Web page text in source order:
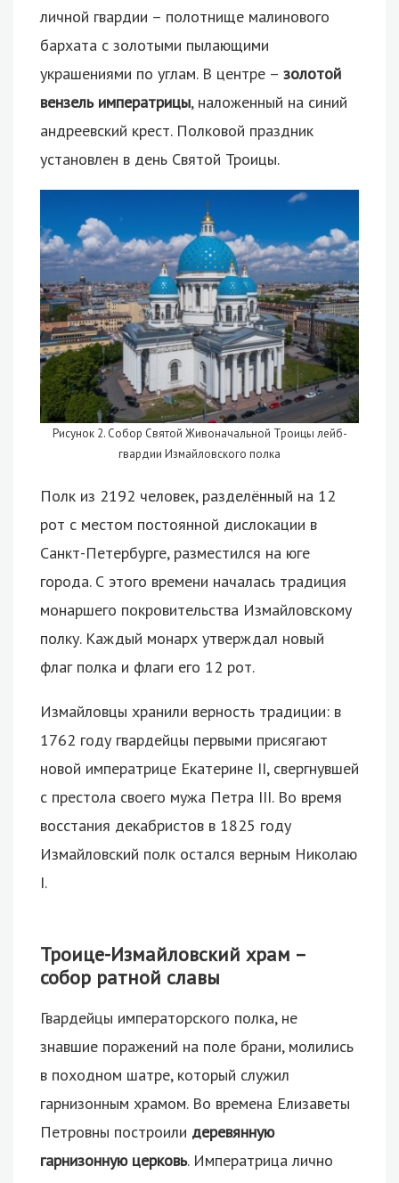
личной гвардии – полотнище малинового
бархата с золотыми пылающими
украшениями по углам. В центре – золотой
вензель императрицы, наложенный на синий
андреевский крест. Полковой праздник
установлен в день Святой Троицы.
Рисунок 2. Собор Святой Живоначальной Троицы лейб-
гвардии Измайловского полка
Полк из 2192 человек, разделённый на 12
рот с местом постоянной дислокации в
Санкт-Петербурге, разместился на юге
города. С этого времени началась традиция
монаршего покровительства Измайловскому
полку. Каждый монарх утверждал новый
флаг полка и флаги его 12 рот.
Измайловцы хранили верность традиции: в
1762 году гвардейцы первыми присягают
новой императрице Екатерине II, свергнувшей
с престола своего мужа Петра III. Во время
восстания декабристов в 1825 году
Измайловский полк остался верным Николаю
I.
Троице-Измайловский храм –
собор ратной славы
Гвардейцы императорского полка, не
знавшие поражений на поле брани, молились
в походном шатре, который служил
гарнизонным храмом. Во времена Елизаветы
Петровны построили деревянную
гарнизонную церковь. Императрица лично